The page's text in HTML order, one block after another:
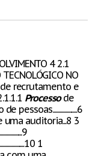
4 2.1
NO
de recrutamento e
Processode
auditoria...8 3
1